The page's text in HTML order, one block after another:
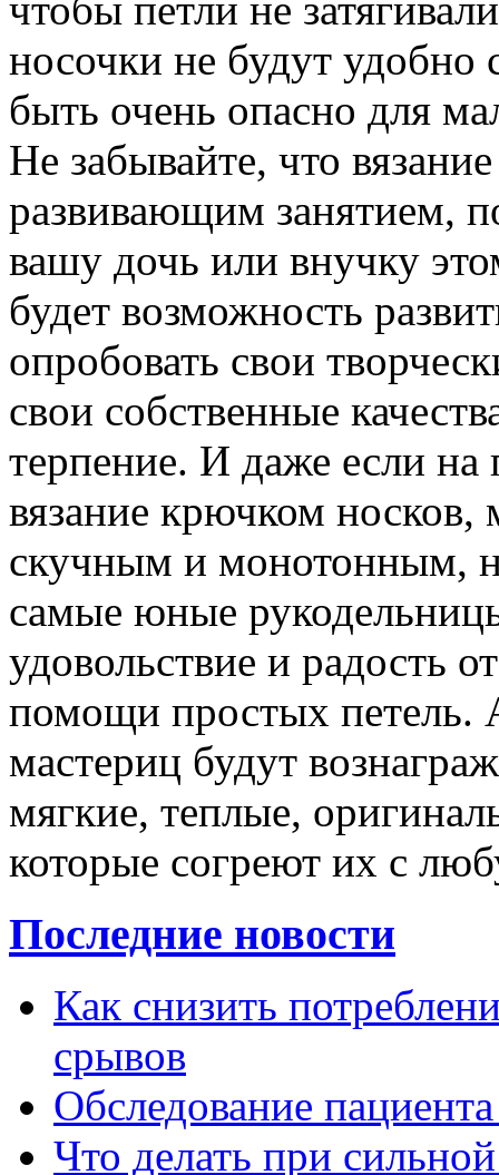
носочки не будут удобно
быть очень опасно для
Не забывайте, что
развивающим занятием,
вашу дочь или внучку
будет возможность
опробовать свои
свои собственные
терпение. И даже если на
вязание крючком носков,
скучным и монотонным,
самые юные
удовольствие и радость
помощи простых петель.
мастериц будут
мягкие, теплые,
которые согреют их с
Последние новости
Как снизить
срывов
Обследование
Что делать при